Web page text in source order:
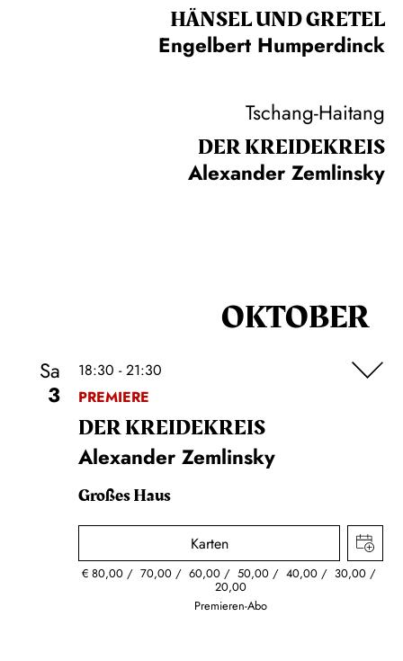
HÄNSEL UND GRETEL
Engelbert Humperdinck
Tschang-Haitang
DER KREIDE­KREIS
Alexander Zemlinsky
OKTOBER
Sa
3
18:30 - 21:30
PREMIERE
DER KREIDE­KREIS
Alexander Zemlinsky
Großes Haus
Karten
€80,00 70,00 60,00 50,00 40,00 30,00
20,00
Premieren-Abo